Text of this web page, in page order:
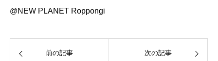
@NEW PLANET Roppongi
前の記事 次の記事